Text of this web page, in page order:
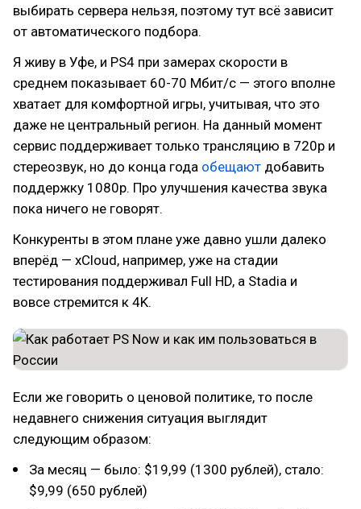
выбирать сервера нельзя, поэтому тут всё зависит
от автоматического подбора.
Я живу в Уфе, и PS4 при замерах скорости в
среднем показывает 60-70 Мбит/с — этого вполне
хватает для комфортной игры, учитывая, что это
даже не центральный регион. На данный момент
сервис поддерживает только трансляцию в 720p и
стереозвук, но до конца года обещают добавить
поддержку 1080p. Про улучшения качества звука
пока ничего не говорят.
Конкуренты в этом плане уже давно ушли далеко
вперёд — xCloud, например, уже на стадии
тестирования поддерживал Full HD, а Stadia и
вовсе стремится к 4K.
Если же говорить о ценовой политике, то после
недавнего снижения ситуация выглядит
следующим образом:
За месяц — было: $19,99 (1300 рублей), стало:
$9,99 (650 рублей)